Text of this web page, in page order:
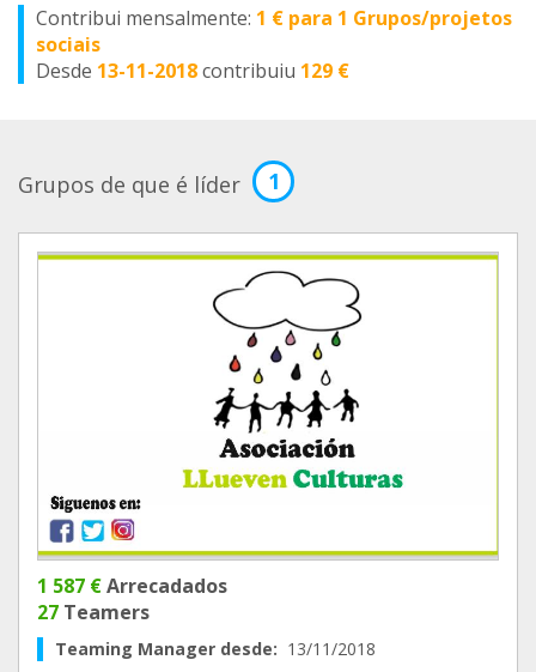
Contribui mensalmente: 1 € para 1 Grupos/projetos
sociais
Desde 13-11-2018contribuiu 129 €
Grupos de que é líder 1
1 587 €Arrecadados
27 Teamers
Teaming Manager desde: 13/11/2018